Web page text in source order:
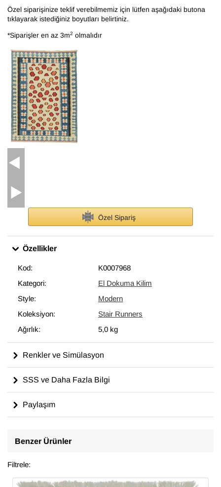
Özel siparişinize teklif verebilmemiz için lütfen aşağıdaki butona
tıklayarak istediğiniz boyutları belirtiniz.
*Siparişler en az 3m2 olmalıdır
Özel Sipariş
Özellikler
Kod:
K0007968
Kategori:
El Dokuma Kilim
Style:
Modern
Koleksiyon:
Stair Runners
Ağırlık:
5,0 kg
Renkler ve Simülasyon
SSS ve Daha Fazla Bilgi
Paylaşım
Benzer Ürünler
Filtrele: